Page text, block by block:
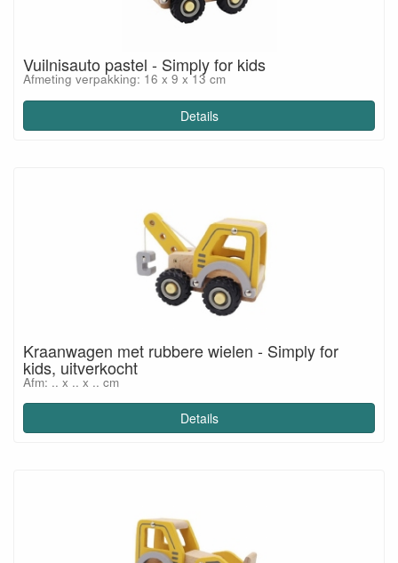
Vuilnisauto pastel - Simply for kids
Afmeting verpakking: 16 x 9 x 13 cm
Details
Kraanwagen met rubbere wielen - Simply for
kids, uitverkocht
Afm: .. x .. x .. cm
Details